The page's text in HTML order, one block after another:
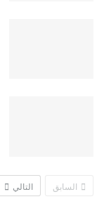
السابق التالي